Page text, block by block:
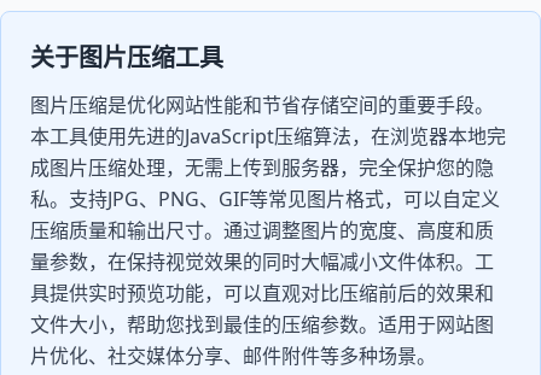
关于图片压缩工具
图片压缩是优化网站性能和节省存储空间的重要手段。
本工具使用先进的JavaScript压缩算法，在浏览器本地完
成图片压缩处理，无需上传到服务器，完全保护您的隐
私。支持JPG、PNG、GIF等常见图片格式，可以自定义
压缩质量和输出尺寸。通过调整图片的宽度、高度和质
量参数，在保持视觉效果的同时大幅减小文件体积。工
具提供实时预览功能，可以直观对比压缩前后的效果和
文件大小，帮助您找到最佳的压缩参数。适用于网站图
片优化、社交媒体分享、邮件附件等多种场景。